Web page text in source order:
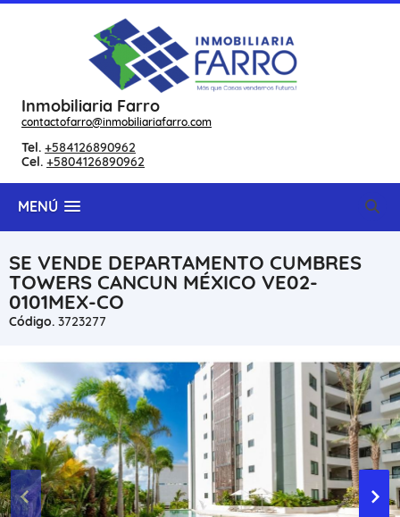
Inmobiliaria Farro
contactofarro@inmobiliariafarro.com
Tel. +584126890962
Cel. +5804126890962
MENÚ
SE VENDE DEPARTAMENTO CUMBRES
TOWERS CANCUN MÉXICO VE02-
0101MEX-CO
Código. 3723277